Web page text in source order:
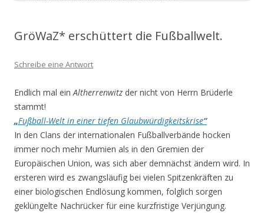
GröWaZ* erschüttert die Fußballwelt.
Schreibe eine Antwort
Endlich mal ein Altherrenwitz der nicht von Herrn Brüderle
stammt!
„Fußball-Welt in einer tiefen Glaubwürdigkeitskrise“
In den Clans der internationalen Fußballverbände hocken
immer noch mehr Mumien als in den Gremien der
Europäischen Union, was sich aber demnächst ändern wird. In
ersteren wird es zwangsläufig bei vielen Spitzenkräften zu
einer biologischen Endlösung kommen, folglich sorgen
geklüngelte Nachrücker für eine kurzfristige Verjüngung.